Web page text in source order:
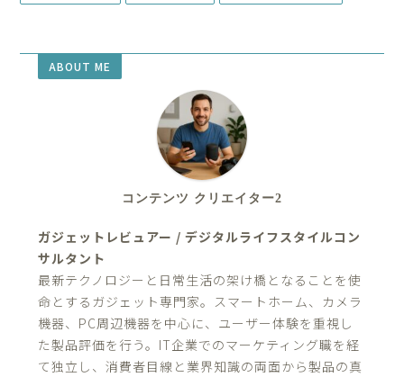
ABOUT ME
コンテンツ クリエイター2
ガジェットレビュアー / デジタルライフスタイルコン
サルタント
最新テクノロジーと日常生活の架け橋となることを使
命とするガジェット専門家。スマートホーム、カメラ
機器、PC周辺機器を中心に、ユーザー体験を重視し
た製品評価を行う。IT企業でのマーケティング職を経
て独立し、消費者目線と業界知識の両面から製品の真